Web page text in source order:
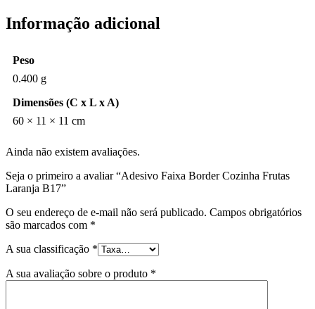
Informação adicional
Peso
0.400 g
Dimensões (C x L x A)
60 × 11 × 11 cm
Ainda não existem avaliações.
Seja o primeiro a avaliar “Adesivo Faixa Border Cozinha Frutas
Laranja B17”
O seu endereço de e-mail não será publicado. Campos obrigatórios
são marcados com *
A sua classificação *
A sua avaliação sobre o produto *